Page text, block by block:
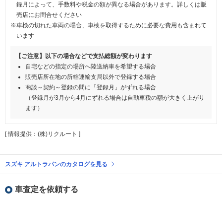
録月によって、手数料や税金の額が異なる場合があります。詳しくは販
売店にお問合せください
※車検の切れた車両の場合、車検を取得するために必要な費用も含まれて
います
【ご注意】以下の場合などで支払総額が変わります
自宅などの指定の場所へ陸送納車を希望する場合
販売店所在地の所轄運輸支局以外で登録する場合
商談～契約～登録の間に「登録月」がずれる場合
（登録月が3月から4月にずれる場合は自動車税の額が大きく上がり
ます）
[ 情報提供：(株)リクルート ]
スズキ アルトラパンのカタログを見る
車査定を依頼する